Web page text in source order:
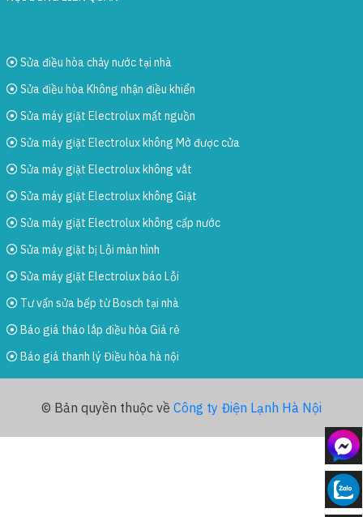
Sửa điều hòa chảy nước tại nhà
Sửa điều hòa Không nhận điều khiển
Sửa máy giặt Electrolux mất nguồn
Sửa máy giặt Electrolux không Mở được cửa
Sửa máy giặt Electrolux không vắt
Sửa máy giặt Electrolux không Giặt
Sửa máy giặt Electrolux không cấp nước
Sửa máy giặt bị Lỗi màn hình
Sửa máy giặt Electrolux báo Lỗi
Tư vấn sửa bếp từ Bosch tại nhà
Báo giá tháo lắp điều hòa Giá rẻ
Báo giá thanh lý Điều hòa hà nội
© Bản quyền thuộc về Công ty Điện Lạnh Hà Nội